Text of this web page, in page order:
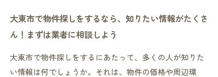
大東市で物件探しをするなら、知りたい情報がたくさ
ん！まずは業者に相談しよう
大東市で物件探しをするにあたって、多くの人が知りた
い情報は何でしょうか。それは、物件の価格や周辺環